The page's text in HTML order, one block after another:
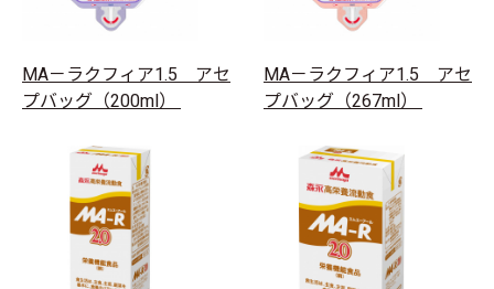
MA－ラクフィア1.5 アセ
プバッグ（200ml）
MA－ラクフィア1.5 アセ
プバッグ（267ml）